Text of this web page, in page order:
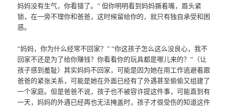
妈妈没有生气，你看错了。” 但你明明看到妈妈撅着嘴，眉头紧
锁，在一旁不理你和爸爸，这时候留给你的，就只有独自承受和困
惑。
“妈妈，你为什么经常不回家？” “你这孩子怎么这么没良心，我不
回家不还是为了给你赚钱？你看看你的玩具都是哪儿来的？”（让
孩子感到羞耻）其实妈妈不回家，可能是因为她在用工作逃避着跟
爸爸的紧张关系，可能是她在外面已经有了外遇甚至偷偷又组建了
一个家庭。但是爸爸不说，孩子也不被容许提这件事，可能直到有
一天，妈妈的外遇已经再也无法掩盖时，孩子才很受伤的知道这件